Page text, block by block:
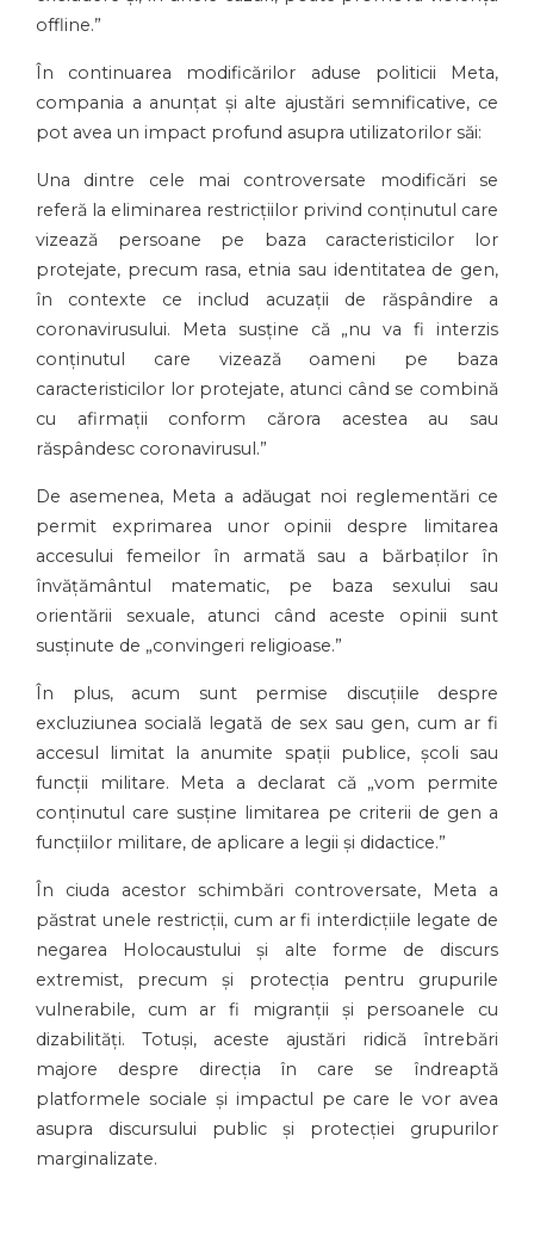
offline.”
În continuarea modificărilor aduse politicii Meta,
compania a anunțat și alte ajustări semnificative, ce
pot avea un impact profund asupra utilizatorilor săi:
Una dintre cele mai controversate modificări se
referă la eliminarea restricțiilor privind conținutul care
vizează persoane pe baza caracteristicilor lor
protejate, precum rasa, etnia sau identitatea de gen,
în contexte ce includ acuzații de răspândire a
coronavirusului. Meta susține că „nu va fi interzis
conținutul care vizează oameni pe baza
caracteristicilor lor protejate, atunci când se combină
cu afirmații conform cărora acestea au sau
răspândesc coronavirusul.”
De asemenea, Meta a adăugat noi reglementări ce
permit exprimarea unor opinii despre limitarea
accesului femeilor în armată sau a bărbaților în
învățământul matematic, pe baza sexului sau
orientării sexuale, atunci când aceste opinii sunt
susținute de „convingeri religioase.”
În plus, acum sunt permise discuțiile despre
excluziunea socială legată de sex sau gen, cum ar fi
accesul limitat la anumite spații publice, școli sau
funcții militare. Meta a declarat că „vom permite
conținutul care susține limitarea pe criterii de gen a
funcțiilor militare, de aplicare a legii și didactice.”
În ciuda acestor schimbări controversate, Meta a
păstrat unele restricții, cum ar fi interdicțiile legate de
negarea Holocaustului și alte forme de discurs
extremist, precum și protecția pentru grupurile
vulnerabile, cum ar fi migranții și persoanele cu
dizabilități. Totuși, aceste ajustări ridică întrebări
majore despre direcția în care se îndreaptă
platformele sociale și impactul pe care le vor avea
asupra discursului public și protecției grupurilor
marginalizate.